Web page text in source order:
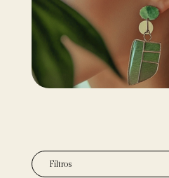
Filtros